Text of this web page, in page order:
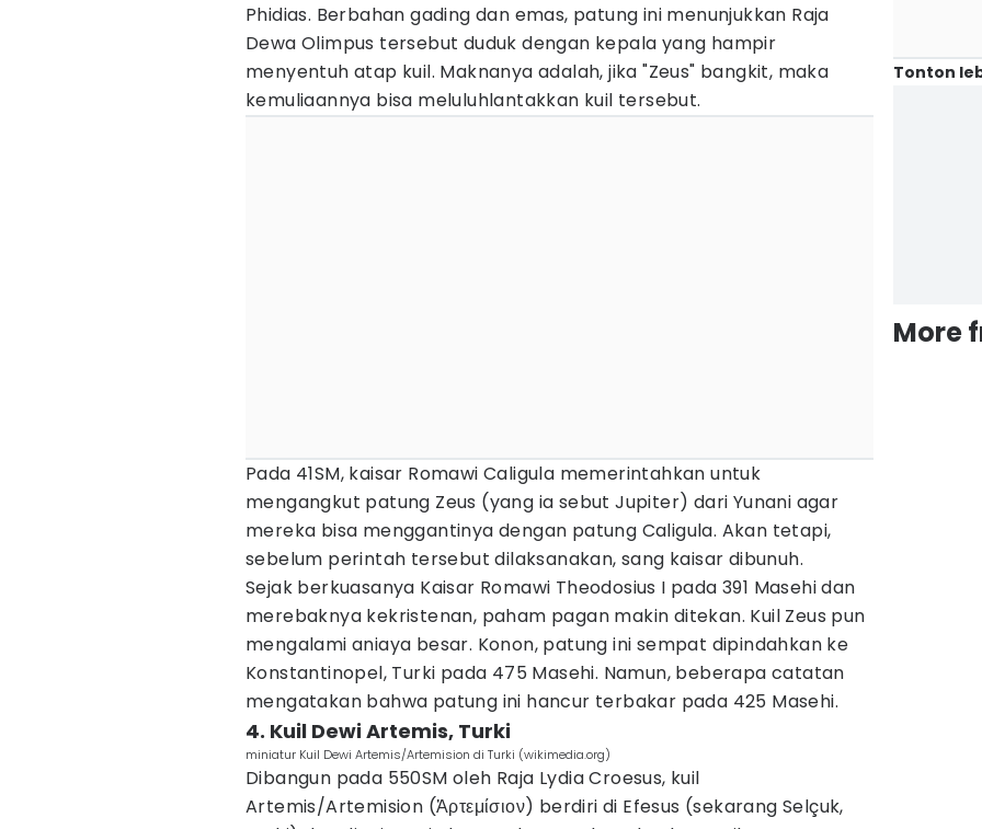
Phidias. Berbahan gading dan emas, patung ini menunjukkan Raja
Dewa Olimpus tersebut duduk dengan kepala yang hampir
menyentuh atap kuil. Maknanya adalah, jika "Zeus" bangkit, maka
kemuliaannya bisa meluluhlantakkan kuil tersebut.
Pada 41SM, kaisar Romawi Caligula memerintahkan untuk
mengangkut patung Zeus (yang ia sebut Jupiter) dari Yunani agar
mereka bisa menggantinya dengan patung Caligula. Akan tetapi,
sebelum perintah tersebut dilaksanakan, sang kaisar dibunuh.
Sejak berkuasanya Kaisar Romawi Theodosius I pada 391 Masehi dan
merebaknya kekristenan, paham pagan makin ditekan. Kuil Zeus pun
mengalami aniaya besar. Konon, patung ini sempat dipindahkan ke
Konstantinopel, Turki pada 475 Masehi. Namun, beberapa catatan
mengatakan bahwa patung ini hancur terbakar pada 425 Masehi.
4. Kuil Dewi Artemis, Turki
miniatur Kuil Dewi Artemis/Artemision di Turki (wikimedia.org)
Dibangun pada 550SM oleh Raja Lydia Croesus, kuil
Artemis/Artemision (Ἀρτεμίσιον) berdiri di Efesus (sekarang Selçuk,
Tonton
More